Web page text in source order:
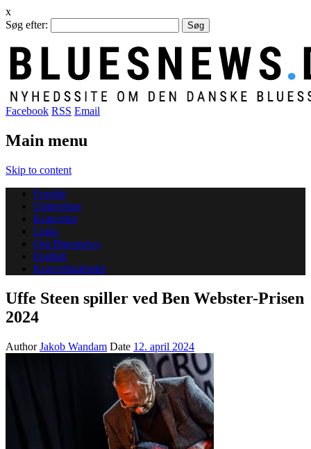
x
Søg efter:
Facebook RSS Email
Main menu
Skip to content
Forside
Udgivelser
Koncerter
Links
Om Bluesnews
English
Koncertkalender
Uffe Steen spiller ved Ben Webster-Prisen
2024
AuthorJakob Wandam Date 12. april 2024